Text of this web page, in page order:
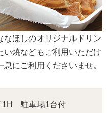
い日差しが入り込みま
1H 駐車場1台付